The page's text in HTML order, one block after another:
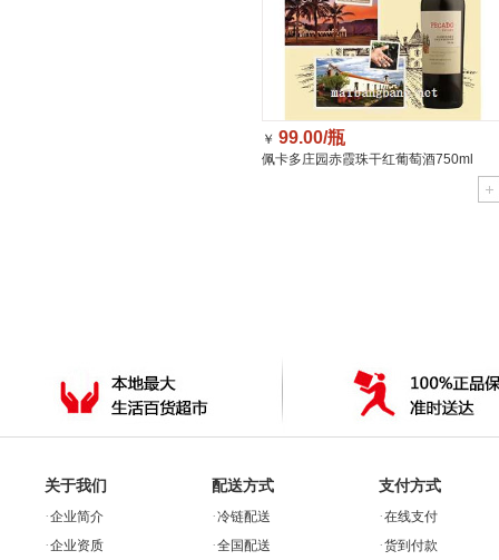
￥ 99.00/瓶
佩卡多庄园赤霞珠干红葡萄酒750ml
关于我们
·企业简介
·企业资质
配送方式
·冷链配送
·全国配送
支付方式
·在线支付
·货到付款